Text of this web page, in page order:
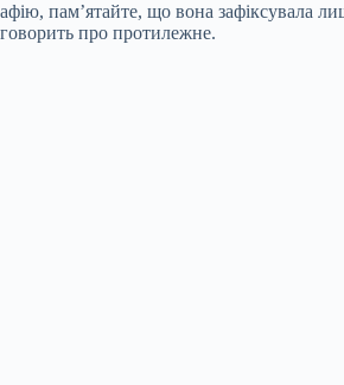
пам’ятайте, що вона
говорить про протилежне.